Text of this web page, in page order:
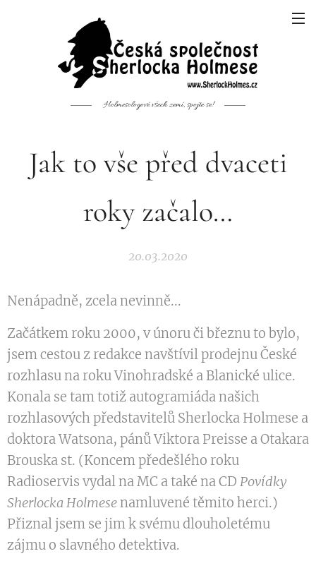
Holmesologové všech zemí, spojte se!
Jak to vše před dvaceti
roky začalo…
20.03.2020
Nenápadně, zcela nevinně...
Začátkem roku 2000, v únoru či březnu to bylo,
jsem cestou z redakce navštívil prodejnu České
rozhlasu na roku Vinohradské a Blanické ulice.
Konala se tam totiž autogramiáda našich
rozhlasových představitelů Sherlocka Holmese a
doktora Watsona, pánů Viktora Preisse a Otakara
Brouska st. (Koncem předešlého roku
Radioservis vydal na MC a také na CD Povídky
Sherlocka Holmesenamluvené těmito herci.)
Přiznal jsem se jim k svému dlouholetému
zájmu o slavného detektiva.